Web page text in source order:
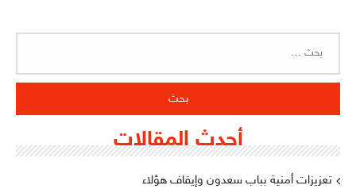
أحدث المقالات
تعزيزات أمنية بباب سعدون وإيقاف هؤلاء